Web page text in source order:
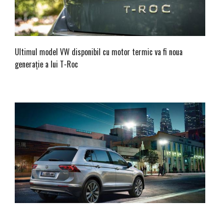
Ultimul model VW disponibil cu motor termic va fi noua
generație a lui T-Roc